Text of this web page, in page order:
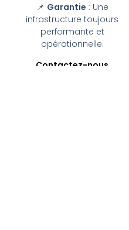
📌 Garantie : Une
infrastructure toujours
performante et
opérationnelle.
Contactez-nous